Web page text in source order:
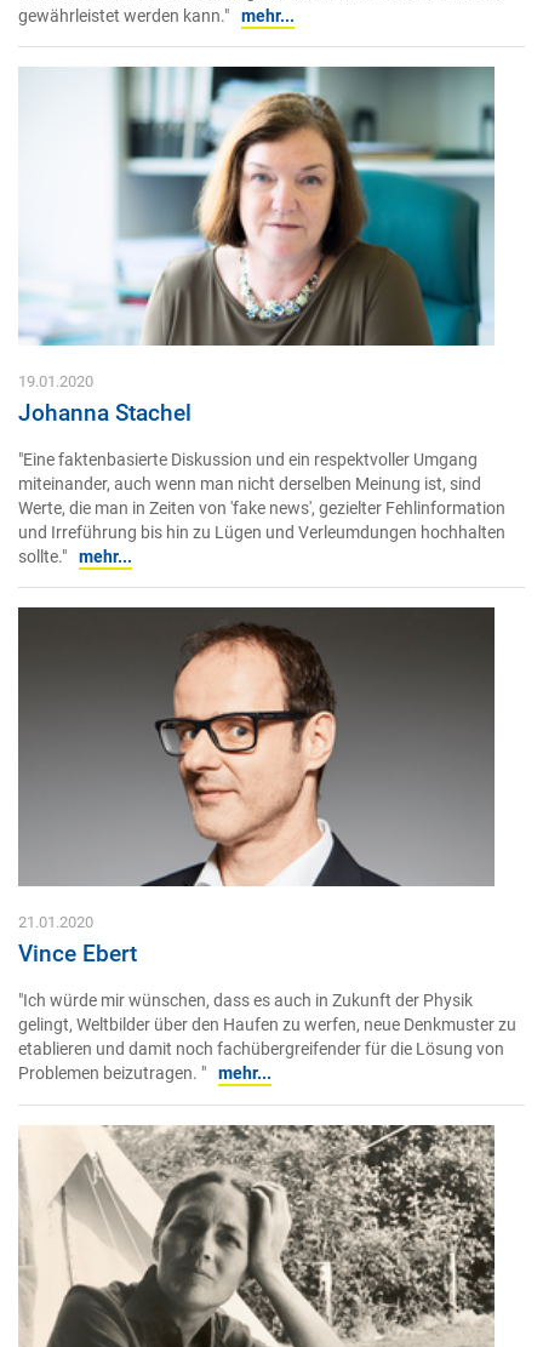
gewährleistet werden kann." mehr...
19.01.2020
Johanna Stachel
"Eine faktenbasierte Diskussion und ein respektvoller Umgang
miteinander, auch wenn man nicht derselben Meinung ist, sind
Werte, die man in Zeiten von 'fake news', gezielter Fehlinformation
und Irreführung bis hin zu Lügen und Verleumdungen hochhalten
sollte." mehr...
21.01.2020
Vince Ebert
"Ich würde mir wünschen, dass es auch in Zukunft der Physik
gelingt, Weltbilder über den Haufen zu werfen, neue Denkmuster zu
etablieren und damit noch fachübergreifender für die Lösung von
Problemen beizutragen. " mehr...